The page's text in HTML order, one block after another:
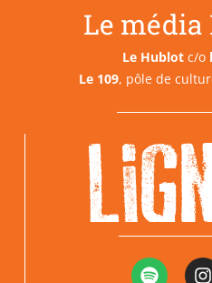
Le média
Le Hublot c/o
Le 109, pôle de